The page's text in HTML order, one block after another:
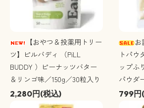
【おやつ＆投薬用トリー
ツ】ピルバディ （PiLL
BUDDY ）ピーナッツバター
＆リンゴ味／150g／30粒入り
2,280円(税込)
トパウ
ップふ
パウダ
799円